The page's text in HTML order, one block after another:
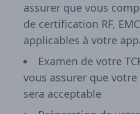
assurer que vous
de certification RF,
applicables à votre
Examen de votre
vous assurer que
sera acceptable